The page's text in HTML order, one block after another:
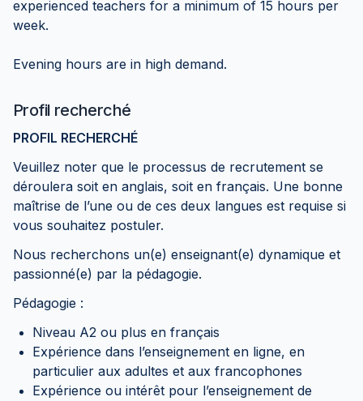
experienced teachers for a minimum of 15 hours per
week.
Evening hours are in high demand.
Profil recherché
PROFIL RECHERCHÉ
Veuillez noter que le processus de recrutement se
déroulera soit en anglais, soit en français. Une bonne
maîtrise de l’une ou de ces deux langues est requise si
vous souhaitez postuler.
Nous recherchons un(e) enseignant(e) dynamique et
passionné(e) par la pédagogie.
Pédagogie :
Niveau A2 ou plus en français
Expérience dans l’enseignement en ligne, en
particulier aux adultes et aux francophones
Expérience ou intérêt pour l’enseignement de